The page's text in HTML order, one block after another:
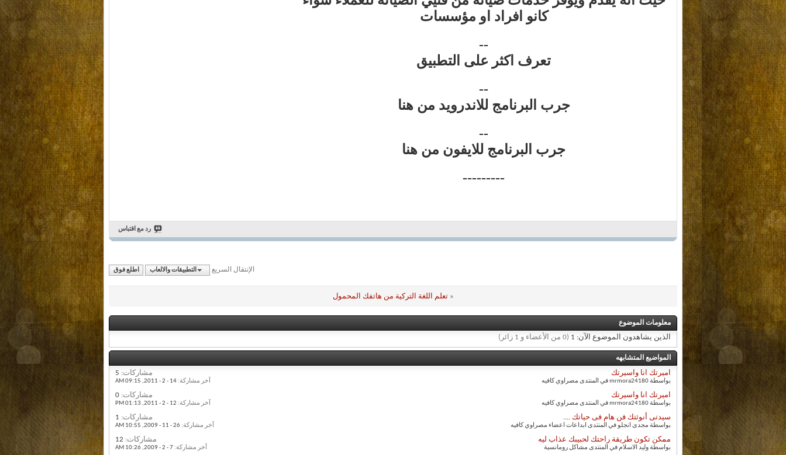
كانو افراد او مؤسسات
--
تعرف اكثر على التطبيق
--
جرب البرنامج للاندرويد من هنا
--
جرب البرنامج للايفون من هنا
---------
رد مع اقتباس
الإنتقال السريع التطبيقات والالعاب اطلع فوق
« تعلم اللغة التركية من هاتفك المحمول
معلومات الموضوع
الذين يشاهدون الموضوع الآن: 1 (0 من الأعضاء و 1 زائر)
المواضيع المتشابهه
اميرتك انا واسيرتك
بواسطة mrmora24180 في المنتدى مصراوي كافيه
مشاركات:
آخر مشاركة: 09:15 AM
اميرتك انا واسيرتك
بواسطة mrmora24180 في المنتدى مصراوي كافيه
مشاركات:
آخر مشاركة: 01:13 PM
سيدتى أنوثتك فن هام فى حياتك ....
بواسطة مجدى انجلو في المنتدى ابداعات اعضاء مصراوي كافيه
مشاركات:
آخر مشاركة: 10:55 AM
ممكن تكون طريقة راحتك لحبيبك عذاب ليه
بواسطة وليد الاسلام في المنتدى مشاكل رومانسية
مشاركات:
آخر مشاركة: 10:26 AM